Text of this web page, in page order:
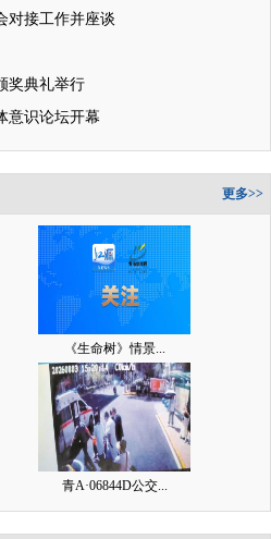
对接工作并座谈
奖典礼举行
意识论坛开幕
更多>>
《生命树》情景...
青A·06844D公交...